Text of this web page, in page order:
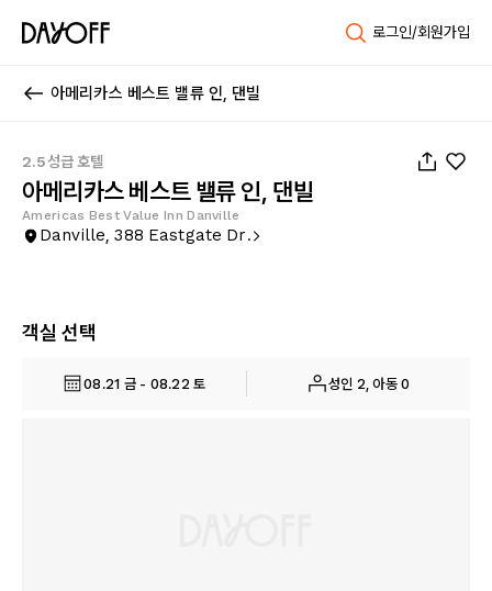
로그인/회원가입
아메리카스 베스트 밸류 인, 댄빌
2.5성급 호텔
아메리카스 베스트 밸류 인, 댄빌
Americas Best Value Inn Danville
Danville, 388 Eastgate Dr.
객실 선택
08.21 금 - 08.22 토 성인 2, 아동 0